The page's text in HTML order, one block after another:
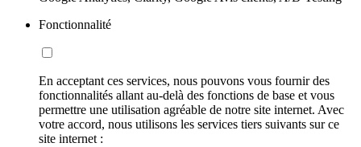
Fonctionnalité
En acceptant ces services, nous pouvons vous fournir des
fonctionnalités allant au-delà des fonctions de base et vous
permettre une utilisation agréable de notre site internet. Avec
votre accord, nous utilisons les services tiers suivants sur ce
site internet :